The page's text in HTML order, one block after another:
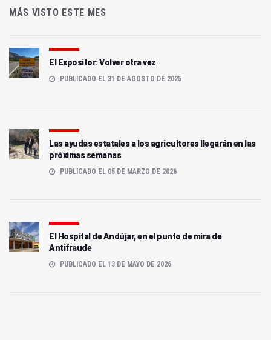
MÁS VISTO ESTE MES
El Expositor: Volver otra vez
PUBLICADO EL 31 DE AGOSTO DE 2025
Las ayudas estatales a los agricultores llegarán en las
próximas semanas
PUBLICADO EL 05 DE MARZO DE 2026
El Hospital de Andújar, en el punto de mira de
Antifraude
PUBLICADO EL 13 DE MAYO DE 2026